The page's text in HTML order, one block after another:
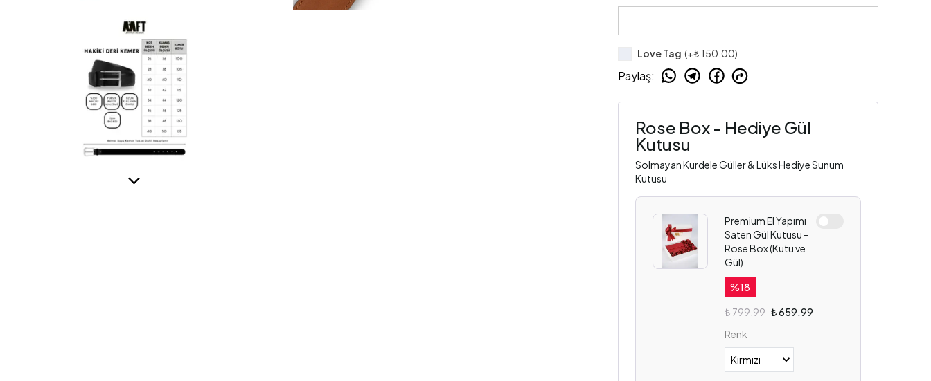
Love Tag (+₺ 150.00)
Paylaş:
Rose Box - Hediye Gül
Kutusu
Solmayan Kurdele Güller & Lüks Hediye Sunum
Kutusu
Premium El Yapımı
Saten Gül Kutusu -
Rose Box (Kutu ve
Gül)
%18
₺ 799.99 ₺ 659.99
Renk